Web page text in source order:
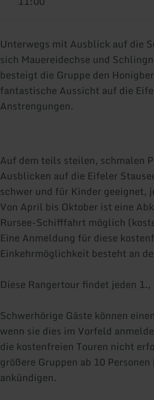
Unterwegs mit Ausblick auf die
sich Mauereidechse und
besteigt die Gruppe den
fantastische Aussicht auf die
Anstrengungen.
Auf dem teils steilen, schmalen
Ausblicken auf die Eifeler
schwer und für Kinder
Von April bis Oktober ist eine
Rursee-Schifffahrt möglich
Eine Anmeldung für diese
Einkehrmöglichkeit besteht an
Diese Rangertour findet jeden
Schwerhörige Gäste können
wenn sie dies im Vorfeld
die kostenfreien Touren nicht
größere Gruppen ab 10
ankündigen.